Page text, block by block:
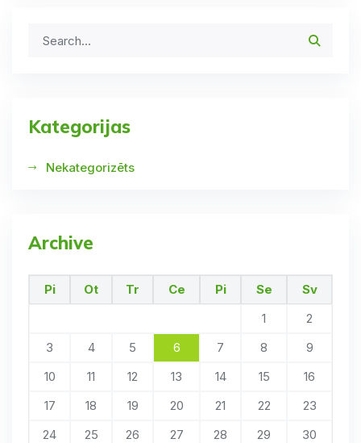
Kategorijas
Nekategorizēts
Archive
Pi Ot Tr Ce Pi Se
Sv
1
2
3
4 5 6 7 8
9
10
11 12 13 14 15
16
17
18 19 20 21 22
23
24
25 26 27 28 29
30